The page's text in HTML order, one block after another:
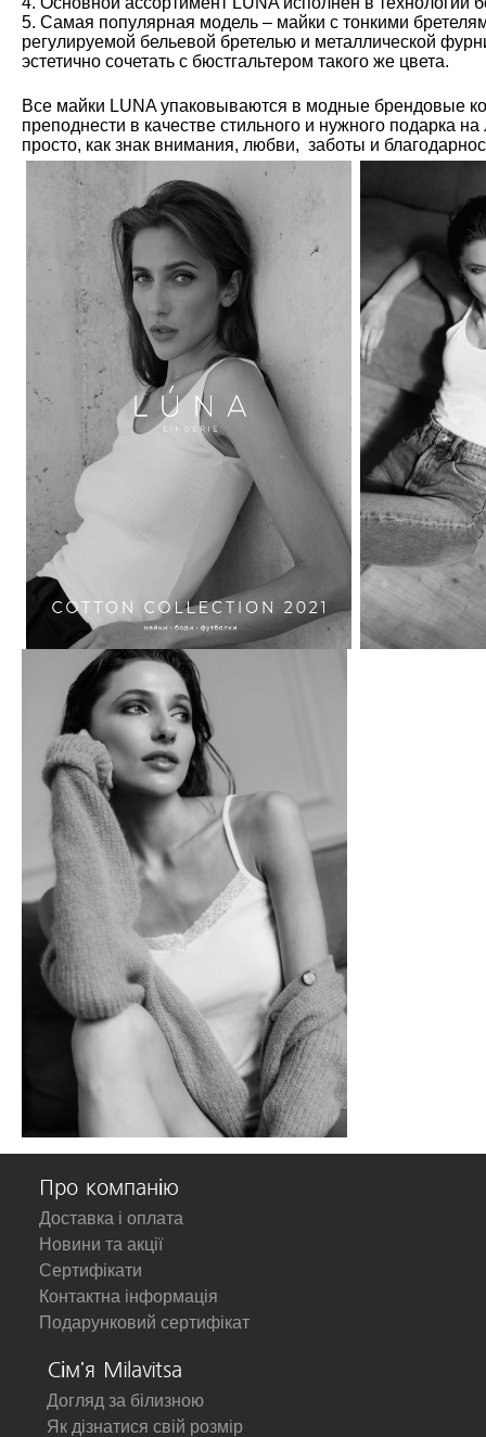
5. Самая популярная модель – майки с тонкими
регулируемой бельевой бретелью и металлической
эстетично сочетать с бюстгальтером такого же цвета.
Все майки LUNA упаковываются в модные брендовые
преподнести в качестве стильного и нужного подарка
просто, как знак внимания, любви, заботы и
Про компанію
Доставка і оплата
Новини та акції
Сертифікати
Контактна інформація
Подарунковий сертифікат
Сім'я Milavitsa
Догляд за білизною
Як дізнатися свій розмір